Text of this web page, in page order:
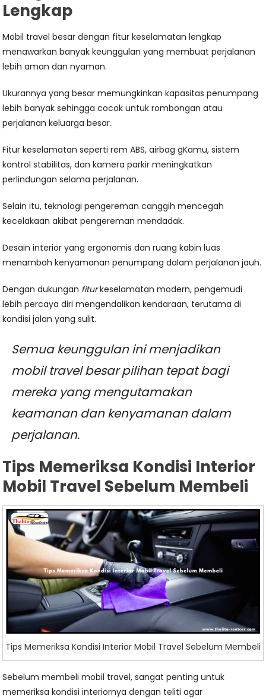
Lengkap
Mobil travel besar dengan fitur keselamatan lengkap
menawarkan banyak keunggulan yang membuat perjalanan
lebih aman dan nyaman.
Ukurannya yang besar memungkinkan kapasitas penumpang
lebih banyak sehingga cocok untuk rombongan atau
perjalanan keluarga besar.
Fitur keselamatan seperti rem ABS, airbag gKamu, sistem
kontrol stabilitas, dan kamera parkir meningkatkan
perlindungan selama perjalanan.
Selain itu, teknologi pengereman canggih mencegah
kecelakaan akibat pengereman mendadak.
Desain interior yang ergonomis dan ruang kabin luas
menambah kenyamanan penumpang dalam perjalanan jauh.
Dengan dukungan fiturkeselamatan modern, pengemudi
lebih percaya diri mengendalikan kendaraan, terutama di
kondisi jalan yang sulit.
Semua keunggulan ini menjadikan
mobil travel besar pilihan tepat bagi
mereka yang mengutamakan
keamanan dan kenyamanan dalam
perjalanan.
Tips Memeriksa Kondisi Interior
Mobil Travel Sebelum Membeli
Tips Memeriksa Kondisi Interior Mobil Travel Sebelum Membeli
Sebelum membeli mobil travel, sangat penting untuk
memeriksa kondisi interiornya dengan teliti agar